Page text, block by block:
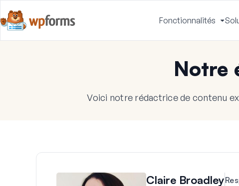
Fonctionnalités
le
Notre
Voici notre rédactrice de contenu
Claire Broadley